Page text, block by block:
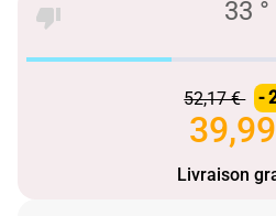
33 °
52,17 € -
Livraison